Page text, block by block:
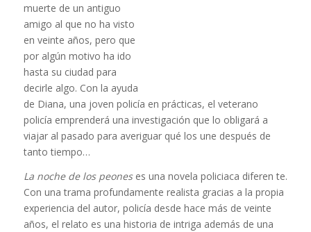
muerte de un antiguo
amigo al que no ha visto
en veinte años, pero que
por algún motivo ha ido
hasta su ciudad para
decirle algo. Con la ayuda
de Diana, una joven policía en prácticas, el veterano
policía emprenderá una investigación que lo obligará a
viajar al pasado para averiguar qué los une después de
tanto tiempo…
La noche de los peones es una novela policiaca diferen­ te.
Con una trama profundamente realista gracias a la propia
experiencia del autor, policía desde hace más de veinte
años, el relato es una historia de intriga además de una